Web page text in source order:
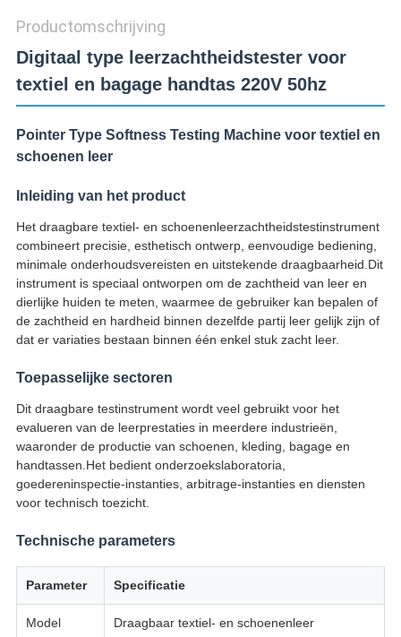
Productomschrijving
Digitaal type leerzachtheidstester voor
textiel en bagage handtas 220V 50hz
Pointer Type Softness Testing Machine voor textiel en
schoenen leer
Inleiding van het product
Het draagbare textiel- en schoenenleerzachtheidstestinstrument
combineert precisie, esthetisch ontwerp, eenvoudige bediening,
minimale onderhoudsvereisten en uitstekende draagbaarheid.Dit
instrument is speciaal ontworpen om de zachtheid van leer en
dierlijke huiden te meten, waarmee de gebruiker kan bepalen of
de zachtheid en hardheid binnen dezelfde partij leer gelijk zijn of
dat er variaties bestaan binnen één enkel stuk zacht leer.
Toepasselijke sectoren
Dit draagbare testinstrument wordt veel gebruikt voor het
evalueren van de leerprestaties in meerdere industrieën,
waaronder de productie van schoenen, kleding, bagage en
handtassen.Het bedient onderzoekslaboratoria,
goedereninspectie-instanties, arbitrage-instanties en diensten
voor technisch toezicht.
Technische parameters
Parameter Specificatie
Model
Draagbaar textiel- en schoenenleer